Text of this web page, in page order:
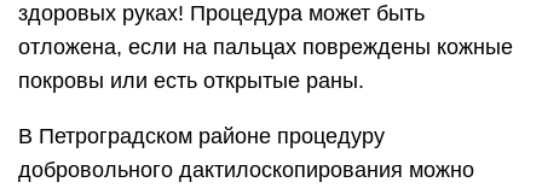
здоровых руках! Процедура может быть
отложена, если на пальцах повреждены кожные
покровы или есть открытые раны.
В Петроградском районе процедуру
добровольного дактилоскопирования можно